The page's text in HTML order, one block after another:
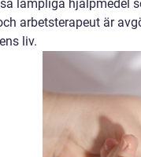
lämpliga hjälpmedel
arbetsterapeut är
liv.